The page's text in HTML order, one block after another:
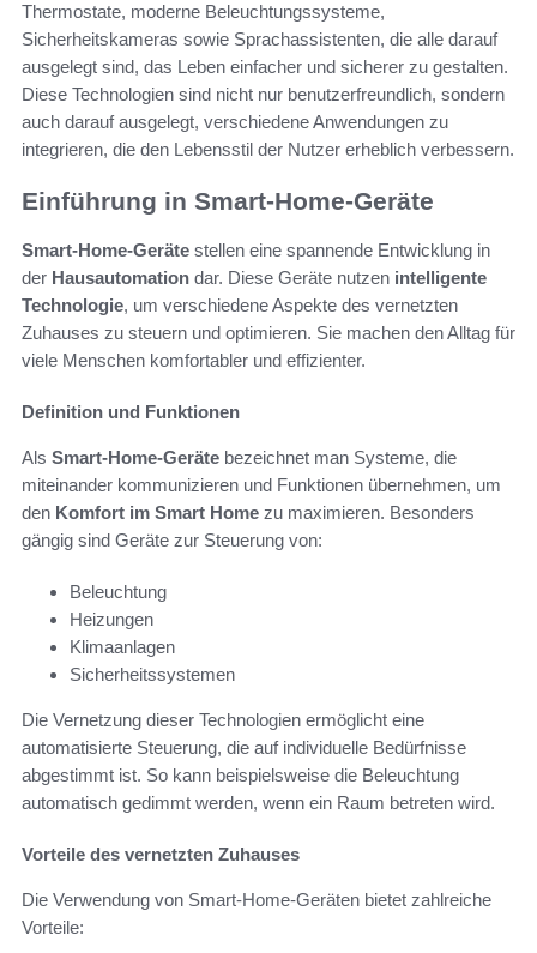
Thermostate, moderne Beleuchtungssysteme,
Sicherheitskameras sowie Sprachassistenten, die alle darauf
ausgelegt sind, das Leben einfacher und sicherer zu gestalten.
Diese Technologien sind nicht nur benutzerfreundlich, sondern
auch darauf ausgelegt, verschiedene Anwendungen zu
integrieren, die den Lebensstil der Nutzer erheblich verbessern.
Einführung in Smart-Home-Geräte
Smart-Home-Geräte stellen eine spannende Entwicklung in
der Hausautomation dar. Diese Geräte nutzen intelligente
Technologie, um verschiedene Aspekte des vernetzten
Zuhauses zu steuern und optimieren. Sie machen den Alltag für
viele Menschen komfortabler und effizienter.
Definition und Funktionen
Als Smart-Home-Geräte bezeichnet man Systeme, die
miteinander kommunizieren und Funktionen übernehmen, um
den Komfort im Smart Home zu maximieren. Besonders
gängig sind Geräte zur Steuerung von:
Beleuchtung
Heizungen
Klimaanlagen
Sicherheitssystemen
Die Vernetzung dieser Technologien ermöglicht eine
automatisierte Steuerung, die auf individuelle Bedürfnisse
abgestimmt ist. So kann beispielsweise die Beleuchtung
automatisch gedimmt werden, wenn ein Raum betreten wird.
Vorteile des vernetzten Zuhauses
Die Verwendung von Smart-Home-Geräten bietet zahlreiche
Vorteile: